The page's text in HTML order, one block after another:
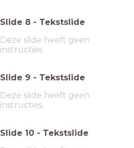
Slide 8 - Tekstslide
Deze slide heeft geen
instructies
Slide 9 - Tekstslide
Deze slide heeft geen
instructies
Slide 10 - Tekstslide